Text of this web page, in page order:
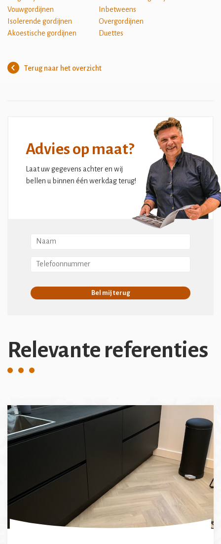
Vouwgordijnen
Inbetweens
Isolerende gordijnen
Overgordijnen
Akoestische gordijnen
Duettes
Terug naar het overzicht
Advies op maat?
Laat uw gegevens achter en wij
bellen u binnen één werkdag terug!
Bel mij terug
Relevante referenties